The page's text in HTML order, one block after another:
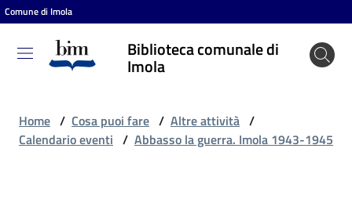
Vai al contenuto
Vai alla navigazione
Vai al footer
Comune di Imola
Biblioteca comunale di
Imola
Biblioteca
comunale
Home / Cosa puoi fare / Altre attività /
Calendario eventi / Abbasso la guerra. Imola 1943-1945